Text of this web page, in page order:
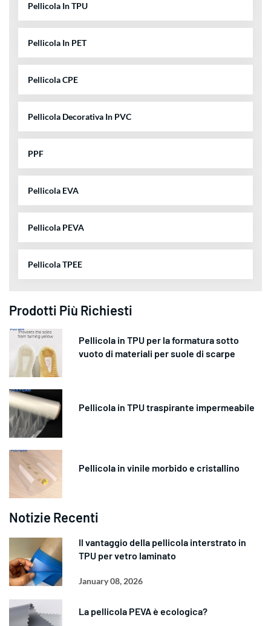
Pellicola In TPU
Pellicola In PET
Pellicola CPE
Pellicola Decorativa In PVC
PPF
Pellicola EVA
Pellicola PEVA
Pellicola TPEE
Prodotti Più Richiesti
Pellicola in TPU per la formatura sotto
vuoto di materiali per suole di scarpe
Pellicola in TPU traspirante impermeabile
Pellicola in vinile morbido e cristallino
Notizie Recenti
Il vantaggio della pellicola interstrato in
TPU per vetro laminato
January 08, 2026
La pellicola PEVA è ecologica?